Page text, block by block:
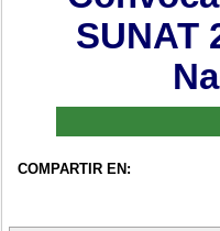
SUNAT
COMPARTIR EN: